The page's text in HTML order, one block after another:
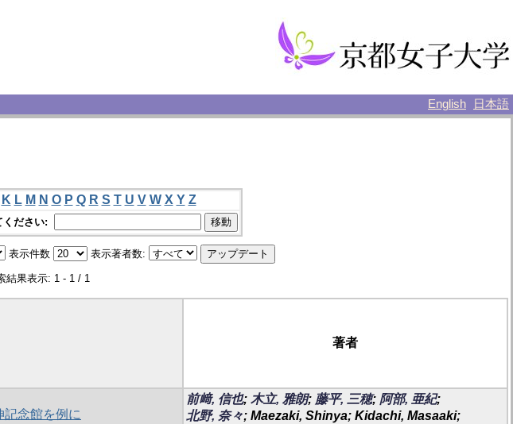
English 日本語
K L M N O P Q R S T U V W X Y Z
ください:
表示件数 表示著者数:
結果表示: 1 - 1 / 1
著者
念館を例に
前﨑, 信也; 木立, 雅朗; 藤平, 三穂; 阿部, 亜紀;
北野, 奈々; Maezaki, Shinya; Kidachi, Masaaki;